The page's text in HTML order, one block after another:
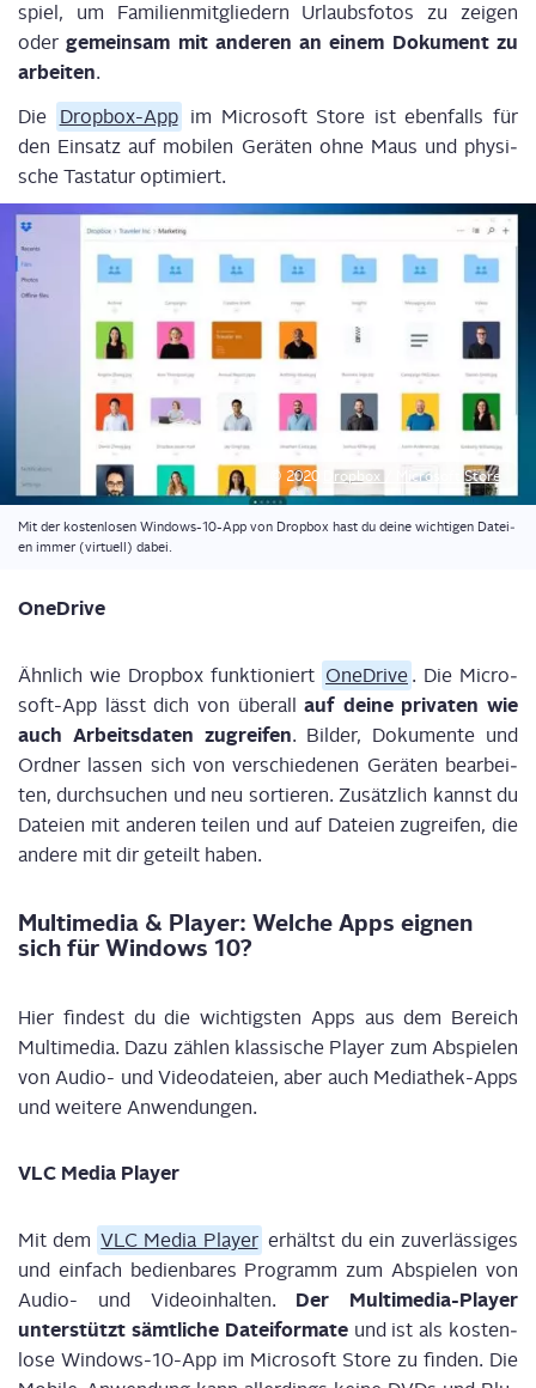
spiel, um Fami­li­en­mit­glie­dern Urlaubs­fo­tos zu zei­gen
odergemein­sam mit ande­ren an einem Doku­ment zu
arbei­ten.
Die
Drop­box-App
im Micro­soft Store ist eben­falls für
den Ein­satz auf mobi­len Gerä­ten ohne Maus und phy­si­
sche Tas­ta­tur optimiert.
© 2020 Drop­box / Micro­soft Store
Mit der kos­ten­lo­sen Win­dows-10-App von Drop­box hast du dei­ne wich­ti­gen Datei­
en immer (vir­tu­ell) dabei.
One­Dri­ve
Ähn­lich wie Drop­box funk­tio­niert One­Dri­ve . Die Micro­
soft-App lässt dich von über­allauf dei­ne pri­va­ten wie
auch Arbeits­da­ten zugrei­fen. Bil­der, Doku­men­te und
Ord­ner las­sen sich von ver­schie­de­nen Gerä­ten bear­bei­
ten, durch­su­chen und neu sor­tie­ren. Zusätz­lich kannst du
Datei­en mit ande­ren tei­len und auf Datei­en zugrei­fen, die
ande­re mit dir geteilt haben.
Mul­ti­me­dia & Play­er: Wel­che Apps eig­nen
sich für Win­dows 10?
Hier fin­dest du die wich­tigs­ten Apps aus dem Bereich
Mul­ti­me­dia. Dazu zäh­len klas­si­sche Play­er zum Abspie­len
von Audio- und Video­da­tei­en, aber auch Media­thek-Apps
und wei­te­re Anwendungen.
VLC Media Player
Mit dem VLC Media Play­er erhältst du ein zuver­läs­si­ges
und ein­fach bedien­ba­res Pro­gramm zum Abspie­len von
Audio- und Video­in­hal­ten. Der Mul­ti­me­dia-Play­er
unter­stützt sämt­li­che Datei­for­ma­te und ist als kos­ten­
lo­se Win­dows-10-App im Micro­soft Store zu fin­den. Die